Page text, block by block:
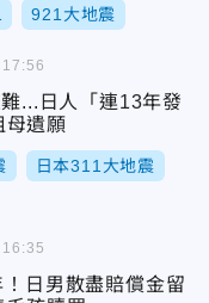
921大地震
...日人「連13年發
母遺願
日本311大地震
日男散盡賠償金留